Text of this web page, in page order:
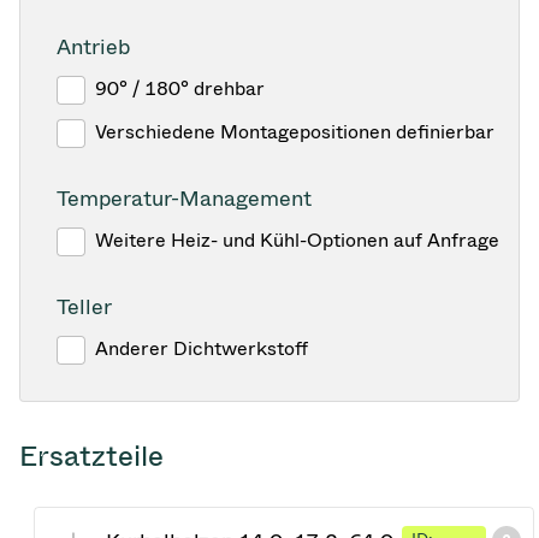
Antrieb
90° / 180° drehbar
Verschiedene Montagepositionen definierbar
Temperatur-Management
Weitere Heiz- und Kühl-Optionen auf Anfrage
Teller
Anderer Dichtwerkstoff
Ersatzteile